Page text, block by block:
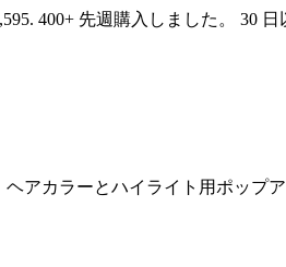
400+ 先週購入しました。 30
アカラーとハイライト用ポップ